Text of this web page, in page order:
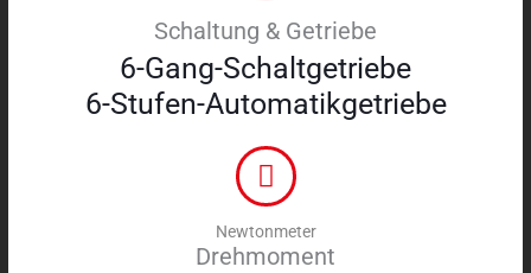
Schaltung & Getriebe
6-Gang-Schaltgetriebe
6-Stufen-Automatikgetriebe
Newtonmeter
Drehmoment